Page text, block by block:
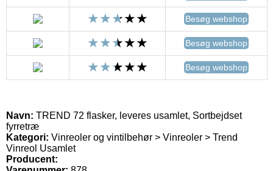
Besøg webshop
Besøg webshop
Besøg webshop
Navn: TREND 72 flasker, leveres usamlet, Sortbejdset
fyrretræ
Kategori: Vinreoler og vintilbehør > Vinreoler > Trend
Vinreol Usamlet
Producent: